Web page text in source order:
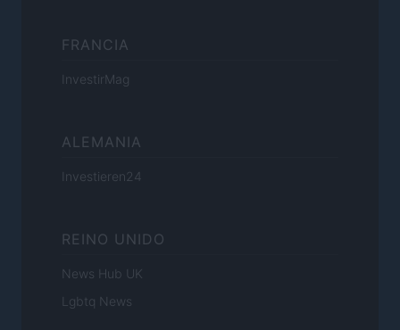
FRANCIA
InvestirMag
ALEMANIA
Investieren24
REINO UNIDO
News Hub UK
Lgbtq News